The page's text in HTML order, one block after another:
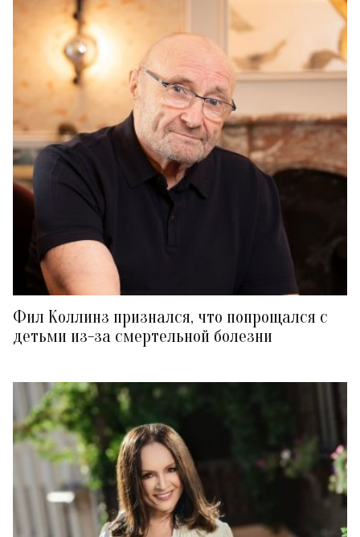
Фил Коллинз признался, что попрощался с
детьми из-за смертельной болезни